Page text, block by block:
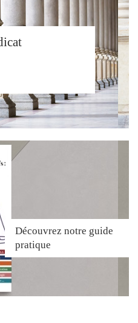
Découvrez notre guide
pratique